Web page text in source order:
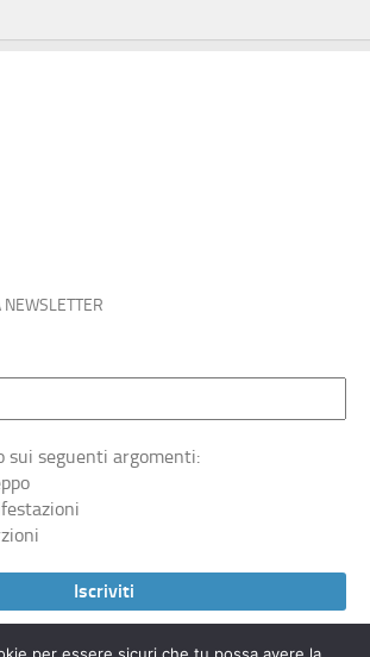
NEWSLETTER
sui seguenti argomenti: